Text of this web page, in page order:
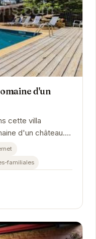
d'un
cette villa
d'un château.
calme
familiales